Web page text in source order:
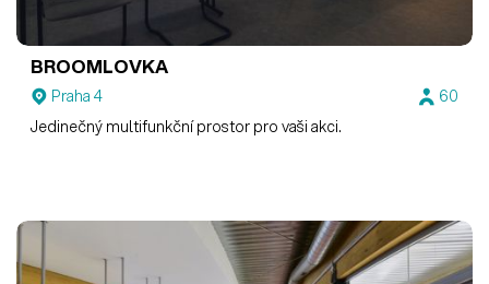
BROOMLOVKA
Praha 4
60
Jedinečný multifunkční prostor pro vaši akci.